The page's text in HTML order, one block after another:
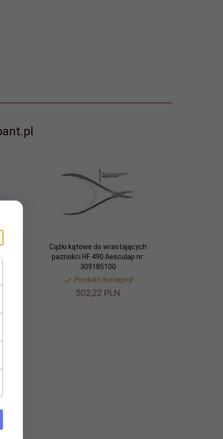
Cążki kątowe do wrastających
paznokci HF 490 Aesculap nr:
309185100
Produkt dostępny!
502,22 PLN